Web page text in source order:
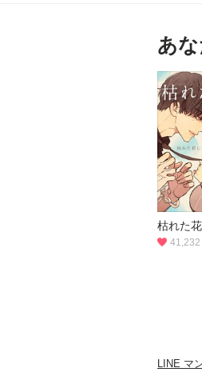
あ
枯れた
41,232
LINE マ